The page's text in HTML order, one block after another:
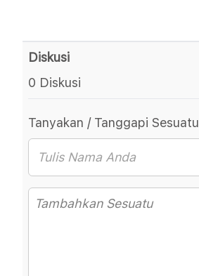
Diskusi
0 Diskusi
Tanyakan / Tanggapi Sesuatu